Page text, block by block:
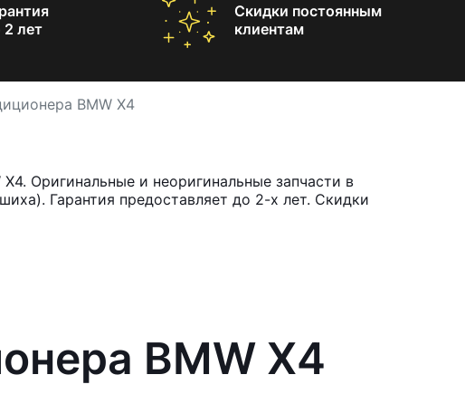
2 лет
Скидки постоянным
клиентам
BMW X4
Оригинальные и неоригинальные запчасти в
Гарантия предоставляет до 2-х лет. Скидки
BMW X4